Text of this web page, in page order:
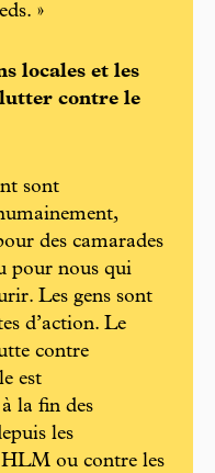
»
locales et les
lutter contre le
sont
des camarades
pour nous qui
Les gens sont
d’action. Le
contre
est
la fin des
les
HLM ou contre les